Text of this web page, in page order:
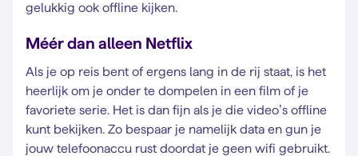
gelukkig ook offline kijken.
Méér dan alleen Netflix
Als je op reis bent of ergens lang in de rij staat, is het
heerlijk om je onder te dompelen in een film of je
favoriete serie. Het is dan fijn als je die video’s offline
kunt bekijken. Zo bespaar je namelijk data en gun je
jouw telefoonaccu rust doordat je geen wifi gebruikt.